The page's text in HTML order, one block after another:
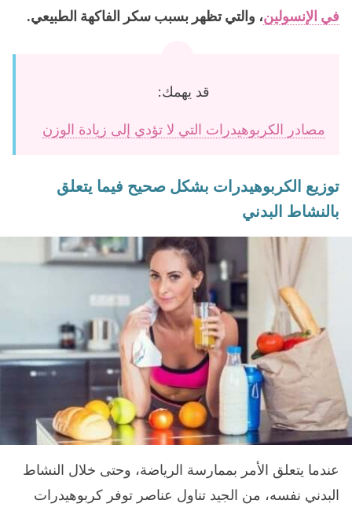
في الإنسولين، والتي تظهر بسبب سكر الفاكهة الطبيعي.
قد يهمك:
مصادر الكربوهيدرات التي لا تؤدي إلى زيادة الوزن
توزيع الكربوهيدرات بشكل صحيح فيما يتعلق
بالنشاط البدني
عندما يتعلق الأمر بممارسة الرياضة، وحتى خلال النشاط
البدني نفسه، من الجيد تناول عناصر توفر كربوهيدرات